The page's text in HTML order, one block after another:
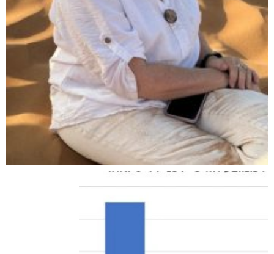
ט.ל.ח בכפוף ל תקנון